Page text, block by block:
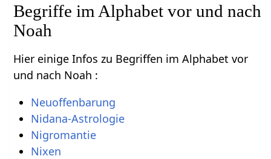
Begriffe im Alphabet vor und nach
Noah
Hier einige Infos zu Begriffen im Alphabet vor
und nach Noah :
Neuoffenbarung
Nidana-Astrologie
Nigromantie
Nixen